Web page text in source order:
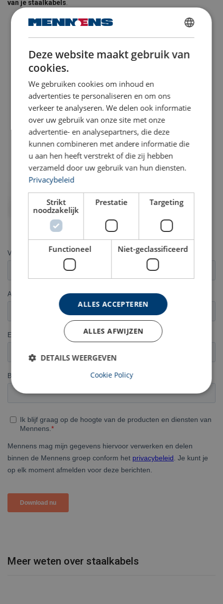
van je staalkabels
Meer weten over staalkabels
DUTCH
ENGLISH TRANSLATION
Deze website maakt gebruik van
cookies.
We gebruiken cookies om inhoud en
advertenties te personaliseren en om ons
verkeer te analyseren. We delen ook informatie
over uw gebruik van onze site met onze
advertentie- en analysepartners, die deze
kunnen combineren met andere informatie die
u aan hen heeft verstrekt of die zij hebben
verzameld door uw gebruik van hun diensten.
Privacybeleid
Strikt
noodzakelijk
Prestatie Targeting
Functioneel Niet-geclassificeerd
ALLES ACCEPTEREN
ALLES AFWIJZEN
DETAILS WEERGEVEN
Cookie Policy